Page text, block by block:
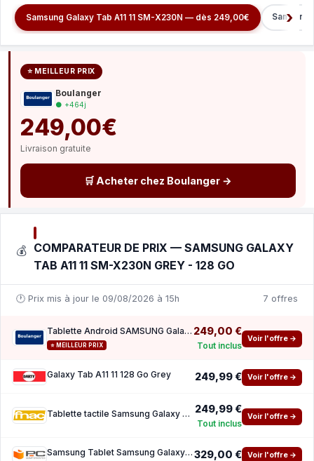
Samsung Galaxy Tab A11 11 SM-X230N — dès 249,00€ Samsung
⭐ MEILLEUR PRIX
Boulanger
● +464j
249,00€
Livraison gratuite
🛒 Acheter chez Boulanger →
💰 COMPARATEUR DE PRIX — SAMSUNG GALAXY
TAB A11 11 SM-X230N GREY - 128 GO
🕐 Prix mis à jour le 09/08/2026 à 15h 7 offres
Tablette Android SAMSUNG Galaxy Tab A11 Wifi 128Go Grey
⭐ MEILLEUR PRIX
249,00 €
Tout inclus
Voir l'offre →
Galaxy Tab A11 11 128 Go Grey 249,99 € Voir l'offre →
Tablette tactile Samsung Galaxy Tab A11 11 128 Go Grey 249,99 €
Tout inclus
Voir l'offre →
Samsung Tablet Samsung Galaxy Tab A11 Plus WiFi 11 6GB 128GB Grey 329,00 € Voir l'offre →